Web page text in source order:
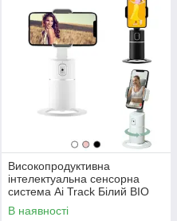
Високопродуктивна
інтелектуальна сенсорна
система Ai Track Білий BIO
В наявності